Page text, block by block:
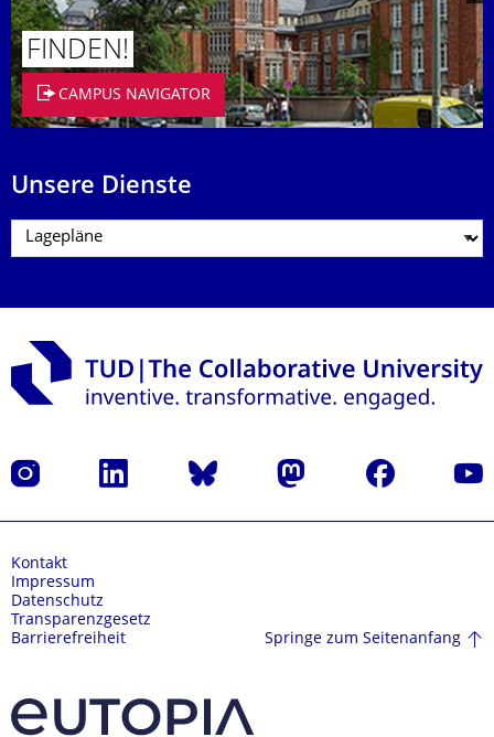
FINDEN!
CAMPUS NAVIGATOR
Unsere Dienste
Instagram LinkedIn Bluesky Mastodon Facebook
Kontakt
Impressum
Datenschutz
Transparenzgesetz
Barrierefreiheit
Springe zum Seitenanfang